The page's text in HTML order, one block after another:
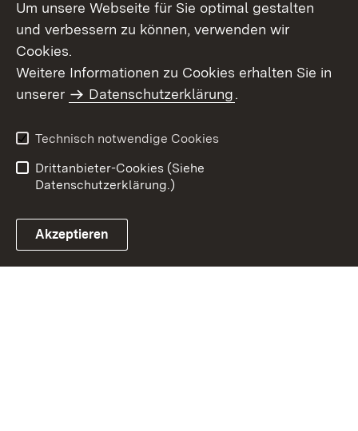
Um unsere Webseite für Sie optimal gestalten
und verbessern zu können, verwenden wir
Cookies.
Weitere Informationen zu Cookies erhalten Sie in
unserer
Datenschutzerklärung.
Technisch notwendige Cookies
Drittanbieter-Cookies (Siehe
Datenschutzerklärung.)
Akzeptieren